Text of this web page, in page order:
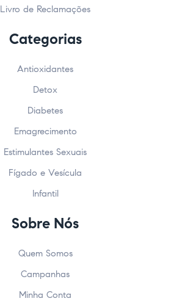
Livro de Reclamações
Categorias
Antioxidantes
Detox
Diabetes
Emagrecimento
Estimulantes Sexuais
Fígado e Vesícula
Infantil
Sobre Nós
Quem Somos
Campanhas
Minha Conta